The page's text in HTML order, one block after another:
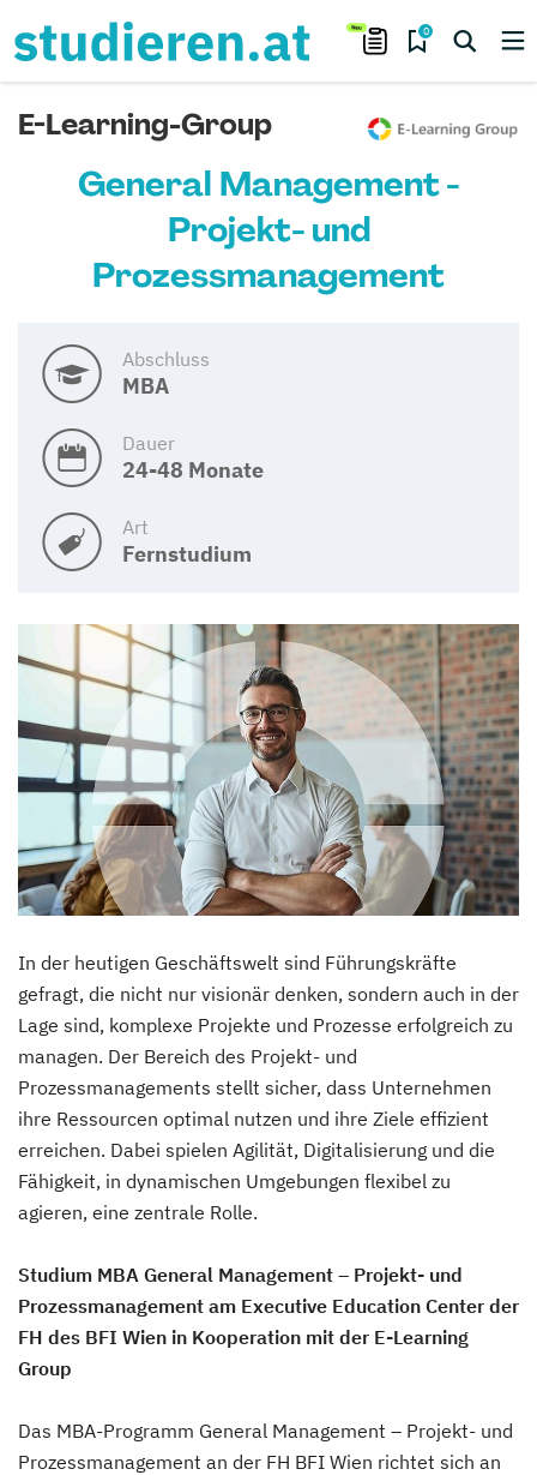
0
E-Learning-Group
General Management -
Projekt- und
Prozessmanagement
Abschluss
MBA
Dauer
24-48 Monate
Art
Fernstudium
In der heutigen Geschäftswelt sind Führungskräfte
gefragt, die nicht nur visionär denken, sondern auch in der
Lage sind, komplexe Projekte und Prozesse erfolgreich zu
managen. Der Bereich des Projekt- und
Prozessmanagements stellt sicher, dass Unternehmen
ihre Ressourcen optimal nutzen und ihre Ziele effizient
erreichen. Dabei spielen Agilität, Digitalisierung und die
Fähigkeit, in dynamischen Umgebungen flexibel zu
agieren, eine zentrale Rolle.
Studium MBA General Management – Projekt- und
Prozessmanagement am Executive Education Center der
FH des BFI Wien in Kooperation mit der E-Learning
Group
Das MBA-Programm General Management – Projekt- und
Prozessmanagement an der FH BFI Wien richtet sich an